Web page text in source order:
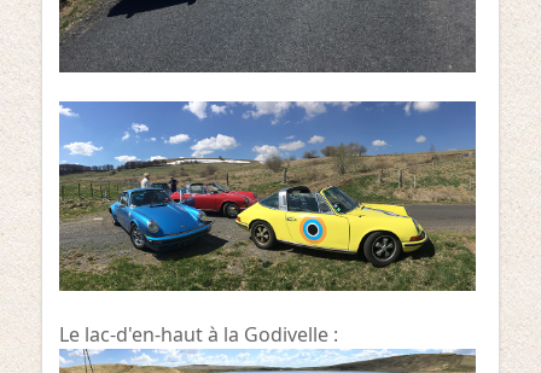
Le lac-d'en-haut à la Godivelle :